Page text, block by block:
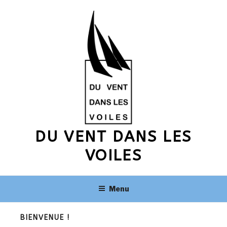
DU VENT DANS LES
VOILES
Menu
BIENVENUE !